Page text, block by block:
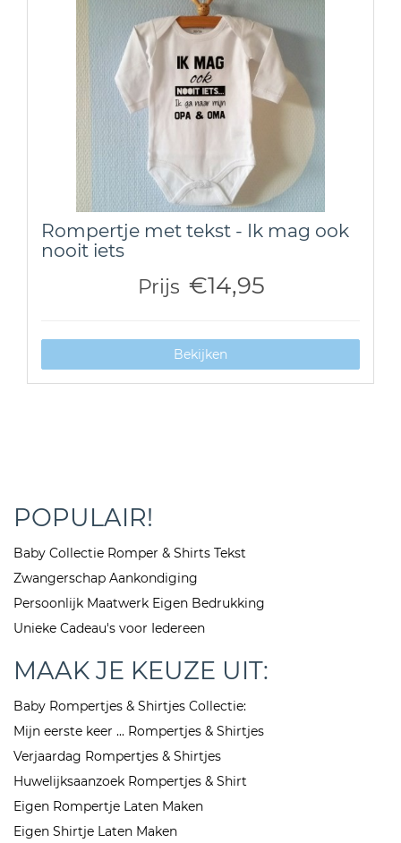
Rompertje met tekst - Ik mag ook
nooit iets
Prijs €14,95
Bekijken
POPULAIR!
Baby Collectie Romper & Shirts Tekst
Zwangerschap Aankondiging
Persoonlijk Maatwerk Eigen Bedrukking
Unieke Cadeau's voor Iedereen
MAAK JE KEUZE UIT:
Baby Rompertjes & Shirtjes Collectie:
Mijn eerste keer ... Rompertjes & Shirtjes
Verjaardag Rompertjes & Shirtjes
Huwelijksaanzoek Rompertjes & Shirt
Eigen Rompertje Laten Maken
Eigen Shirtje Laten Maken